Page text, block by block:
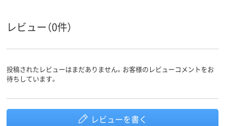
レビュー（0件）
投稿されたレビューはまだありません。お客様のレビューコメントをお
待ちしています。
レビューを書く